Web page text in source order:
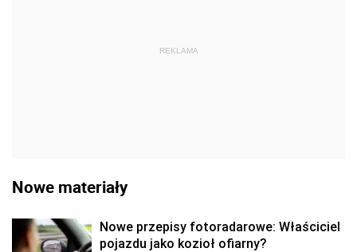
REKLAMA
Nowe materiały
Nowe przepisy fotoradarowe: Właściciel
pojazdu jako kozioł ofiarny?